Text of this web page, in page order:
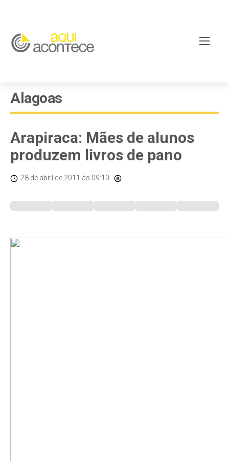
Alagoas
Arapiraca: Mães de alunos
produzem livros de pano
28 de abril de 2011 às 09:10